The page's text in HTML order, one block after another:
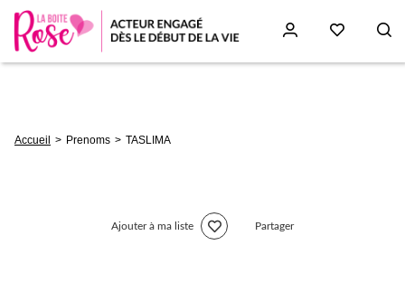
d'Ariane
Accueil Prenoms TASLIMA
Ajouter à ma liste Partager